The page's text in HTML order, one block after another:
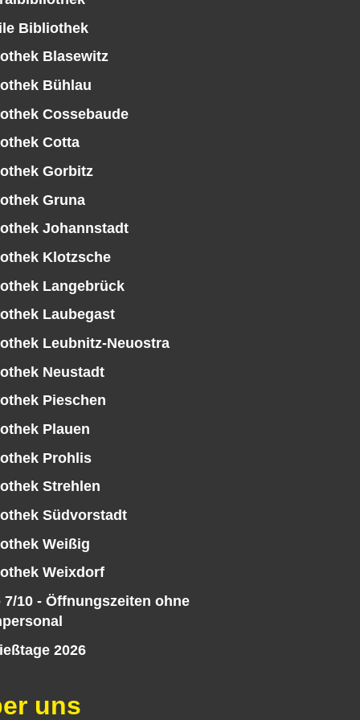
Bibliothek
Blasewitz
Bühlau
Cossebaude
Cotta
Gorbitz
Gruna
Johannstadt
Klotzsche
Langebrück
Laubegast
Leubnitz-Neuostra
Neustadt
Pieschen
Plauen
Prohlis
Strehlen
Südvorstadt
Weißig
Weixdorf
7/10 - Öffnungszeiten ohne
2026
uns